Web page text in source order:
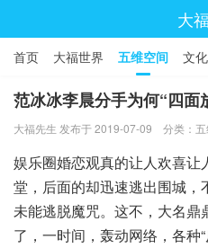
大
首页 大福世界 五维空间 文
范冰冰李晨分手为何“四面
大福先生 发布于 2019-07-09 分类：
娱乐圈婚恋观真的让人欢喜
堂，后面的却迅速逃出围城
未能逃脱魔咒。这不，大名
了，一时间，轰动网络，各种